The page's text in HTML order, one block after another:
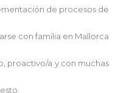
de procesos de
con familia en Mallorca
proactivo/a y con muchas